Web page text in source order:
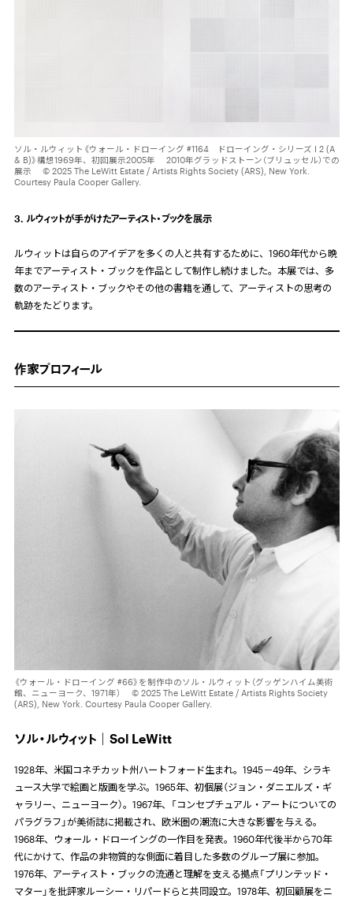
ソル・ルウィット《ウォール・ドローイング #1164 ドローイング・シリーズ I 2 (A
& B)》構想1969年、初回展示2005年 2010年グラッドストーン（ブリュッセル）での
展示 © 2025 The LeWitt Estate / Artists Rights Society (ARS), New York.
Courtesy Paula Cooper Gallery.
3. ルウィットが手がけたアーティスト・ブックを展示
ルウィットは自らのアイデアを多くの人と共有するために、1960年代から晩
年までアーティスト・ブックを作品として制作し続けました。本展では、多
数のアーティスト・ブックやその他の書籍を通して、アーティストの思考の
軌跡をたどります。
作家プロフィール
《ウォール・ドローイング #66》を制作中のソル・ルウィット（グッゲンハイム美術
館、ニューヨーク、1971年） © 2025 The LeWitt Estate / Artists Rights Society
(ARS), New York. Courtesy Paula Cooper Gallery.
ソル・ルウィット｜Sol LeWitt
1928年、米国コネチカット州ハートフォード生まれ。 1945－49年、シラキ
ュース大学で絵画と版画を学ぶ。 1965年、初個展（ジョン・ダニエルズ・ギ
ャラリー、ニューヨーク）。 1967年、「コンセプチュアル・アートについての
パラグラフ」が美術誌に掲載され、欧米圏の潮流に大きな影響を与える。
1968年、ウォール・ドローイングの一作目を発表。 1960年代後半から70年
代にかけて、作品の非物質的な側面に着目した多数のグループ展に参加。
1976年、アーティスト・ブックの流通と理解を支える拠点「プリンテッド・
マター」を批評家ルーシー・リパードらと共同設立。 1978年、初回顧展をニ